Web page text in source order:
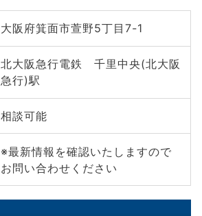
大阪府箕面市萱野5丁目7-1
北大阪急行電鉄 千里中央(北大阪
急行)駅
相談可能
※最新情報を確認いたしますので
お問い合わせください